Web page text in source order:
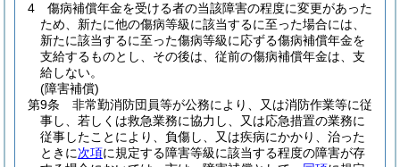
4
傷病補償年金を受ける者の当該障害の程度に変更があった
ため、新たに他の傷病等級に該当するに至った場合には、
新たに該当するに至った傷病等級に応ずる傷病補償年金を
支給するものとし、その後は、従前の傷病補償年金は、支
給しない。
(障害補償)
第9条
非常勤消防団員等が公務により、又は消防作業等に従
事し、若しくは救急業務に協力し、又は応急措置の業務に
従事したことにより、負傷し、又は疾病にかかり、治った
ときに次項に規定する障害等級に該当する程度の障害が存